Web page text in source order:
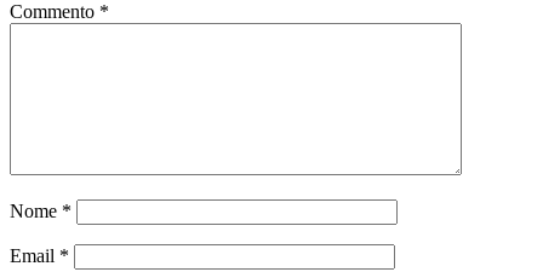
Commento *
Nome *
Email *